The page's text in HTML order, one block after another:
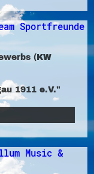
(KW
1911 e.V."